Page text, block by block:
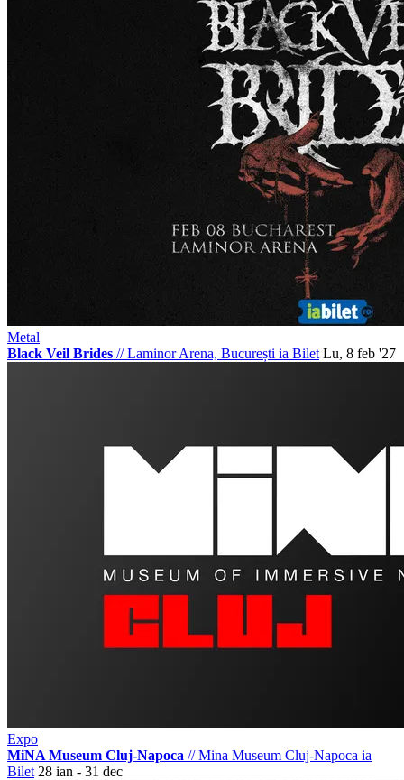
Metal
Black Veil Brides //Laminor Arena, București ia Bilet Lu, 8 feb '27
Expo
MiNA Museum Cluj-Napoca //Mina Museum Cluj-Napoca ia
Bilet 28 ian - 31 dec